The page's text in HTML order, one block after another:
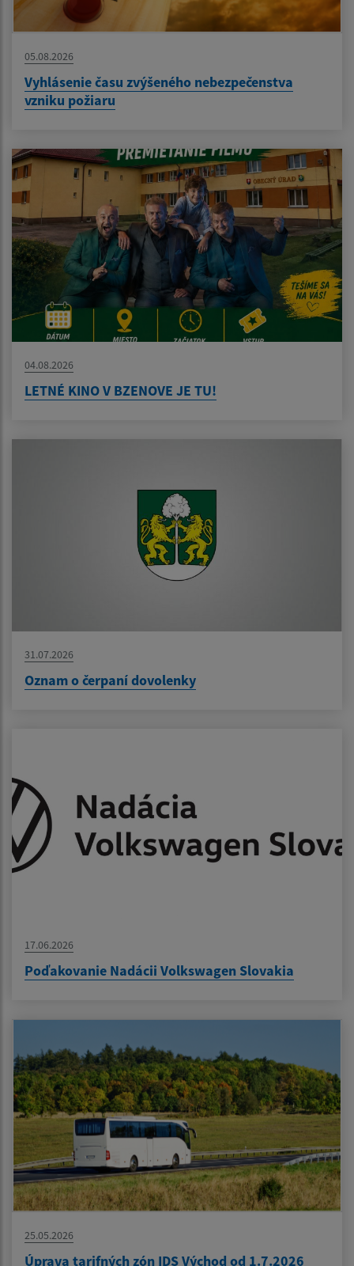
05.08.2026
Vyhlásenie času zvýšeného nebezpečenstva
vzniku požiaru
04.08.2026
LETNÉ KINO V BZENOVE JE TU!
31.07.2026
Oznam o čerpaní dovolenky
17.06.2026
Poďakovanie Nadácii Volkswagen Slovakia
25.05.2026
Úprava tarifných zón IDS Východ od 1.7.2026